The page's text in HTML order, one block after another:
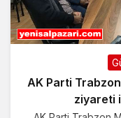
AK Parti
ziyareti